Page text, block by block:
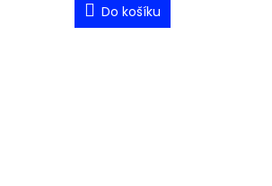
Do košíku